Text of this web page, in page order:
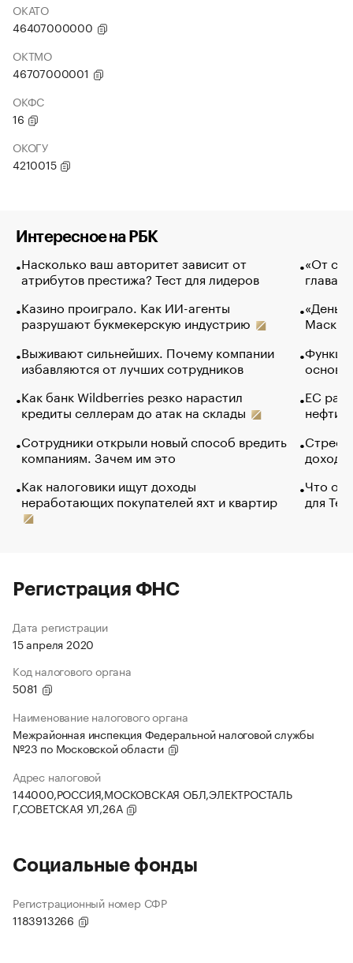
ОКАТО
46407000000
ОКТМО
46707000001
ОКФС
16
ОКОГУ
4210015
Интересное на РБК
Насколько ваш авторитет зависит от
атрибутов престижа? Тест для лидеров
Казино проиграло. Как ИИ-агенты
разрушают букмекерскую индустрию
Выживают сильнейших. Почему компании
избавляются от лучших сотрудников
Как банк Wildberries резко нарастил
кредиты селлерам до атак на склады
Сотрудники открыли новый способ вредить
компаниям. Зачем им это
Как налоговики ищут доходы
неработающих покупателей яхт и квартир
«От
глава
Маск в
основ
ЕС
нефти
Что
для
Регистрация ФНС
Дата регистрации
15 апреля 2020
Код налогового органа
5081
Наименование налогового органа
Межрайонная инспекция Федеральной налоговой службы
№23 по Московской области
Адрес налоговой
144000,РОССИЯ,МОСКОВСКАЯ ОБЛ,ЭЛЕКТРОСТАЛЬ
Г,СОВЕТСКАЯ УЛ,26А
Социальные фонды
Регистрационный номер СФР
1183913266